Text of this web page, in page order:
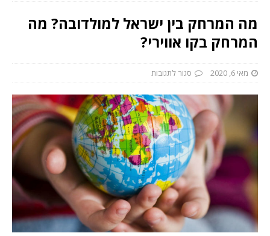
מה המרחק בין ישראל למולדובה? מה
המרחק בקו אווירי?
מאי 6, 2020 סגור לתגובות